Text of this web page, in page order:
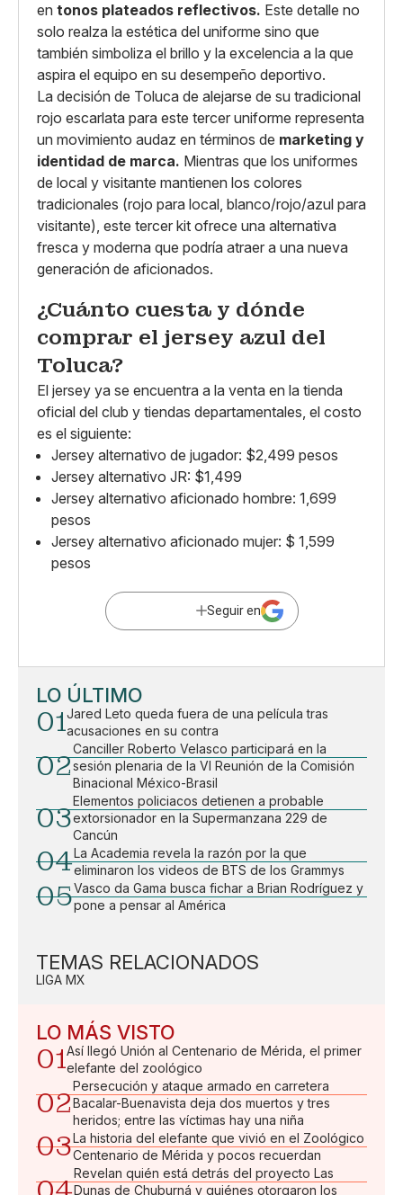
en tonos plateados reflectivos. Este detalle no
solo realza la estética del uniforme sino que
también simboliza el brillo y la excelencia a la que
aspira el equipo en su desempeño deportivo.
La decisión de Toluca de alejarse de su tradicional
rojo escarlata para este tercer uniforme representa
un movimiento audaz en términos de marketing y
identidad de marca. Mientras que los uniformes
de local y visitante mantienen los colores
tradicionales (rojo para local, blanco/rojo/azul para
visitante), este tercer kit ofrece una alternativa
fresca y moderna que podría atraer a una nueva
generación de aficionados.
¿Cuánto cuesta y dónde
comprar el jersey azul del
Toluca?
El jersey ya se encuentra a la venta en la tienda
oficial del club y tiendas departamentales, el costo
es el siguiente:
Jersey alternativo de jugador: $2,499 pesos
Jersey alternativo JR: $1,499
Jersey alternativo aficionado hombre: 1,699
pesos
Jersey alternativo aficionado mujer: $ 1,599
pesos
Seguir en
LO ÚLTIMO
01Jared Leto queda fuera de una película tras
acusaciones en su contra
02
Canciller Roberto Velasco participará en la
sesión plenaria de la VI Reunión de la Comisión
Binacional México-Brasil
03
Elementos policiacos detienen a probable
extorsionador en la Supermanzana 229 de
Cancún
04La Academia revela la razón por la que
eliminaron los videos de BTS de los Grammys
05Vasco da Gama busca fichar a Brian Rodríguez y
pone a pensar al América
TEMAS RELACIONADOS
LIGA MX
LO MÁS VISTO
01Así llegó Unión al Centenario de Mérida, el primer
elefante del zoológico
02
Persecución y ataque armado en carretera
Bacalar-Buenavista deja dos muertos y tres
heridos; entre las víctimas hay una niña
03La historia del elefante que vivió en el Zoológico
Centenario de Mérida y pocos recuerdan
Revelan quién está detrás del proyecto Las
Dunas de Chuburná y quiénes otorgaron los